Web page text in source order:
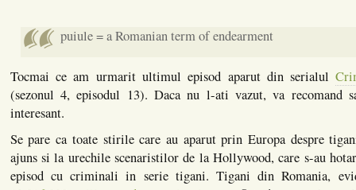
puiule = a Romanian term of endearment
Tocmai ce am urmarit ultimul episod aparut din serialul
(sezonul 4, episodul 13). Daca nu l-ati vazut, va recomand
interesant.
Se pare ca toate stirile care au aparut prin Europa despre
ajuns si la urechile scenaristilor de la Hollywood, care s-au
episod cu criminali in serie tigani. Tigani din Romania,